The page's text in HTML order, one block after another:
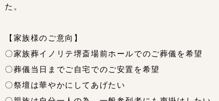
た。
【家族様のご意向】
〇家族葬イノリテ堺斎場前ホールでのご葬儀を希望
〇葬儀当日までご自宅でのご安置を希望
〇祭壇は華やかにしてあげたい